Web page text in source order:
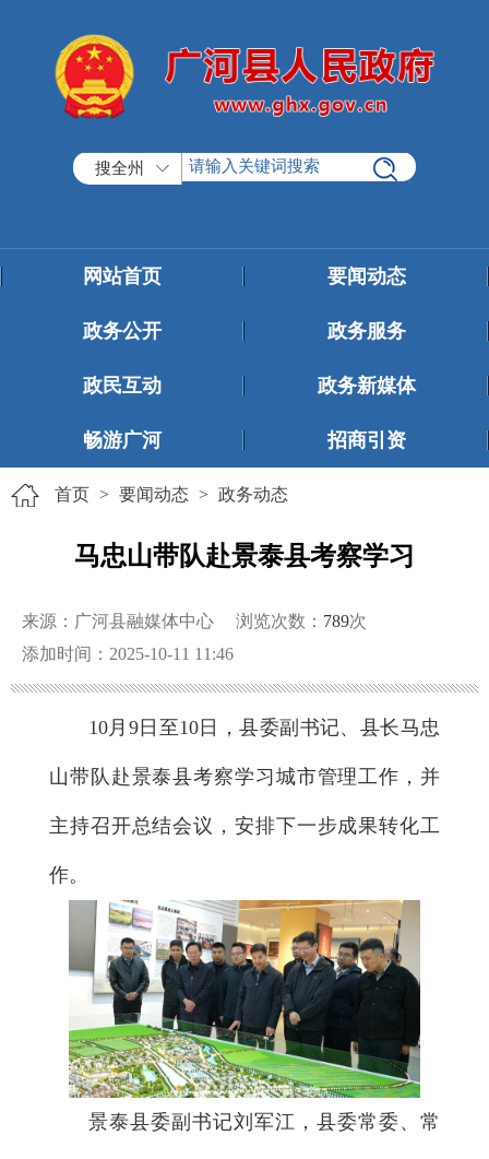
搜全州
网站首页 要闻动态
政务公开 政务服务
政民互动 政务新媒体
畅游广河 招商引资
首页 > 要闻动态 > 政务动态
马忠山带队赴景泰县考察学习
来源：广河县融媒体中心 浏览次数： 789次
添加时间：2025-10-11 11:46
10月9日至10日，县委副书记、县长马忠
山带队赴景泰县考察学习城市管理工作，并
主持召开总结会议，安排下一步成果转化工
作。
景泰县委副书记刘军江，县委常委、常